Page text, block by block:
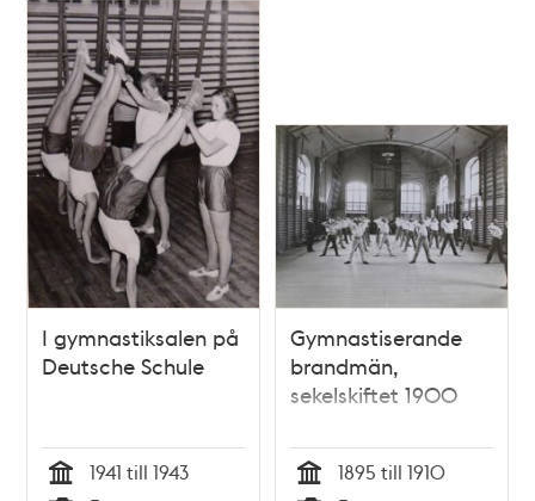
I gymnastiksalen på
Deutsche Schule
1941 till 1943
Gymnastiserande
brandmän,
sekelskiftet 1900
1895 till 1910